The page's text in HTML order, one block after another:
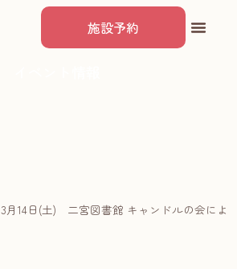
施設予約
3月14日(土) 二宮図書館 キャンドルの会によ